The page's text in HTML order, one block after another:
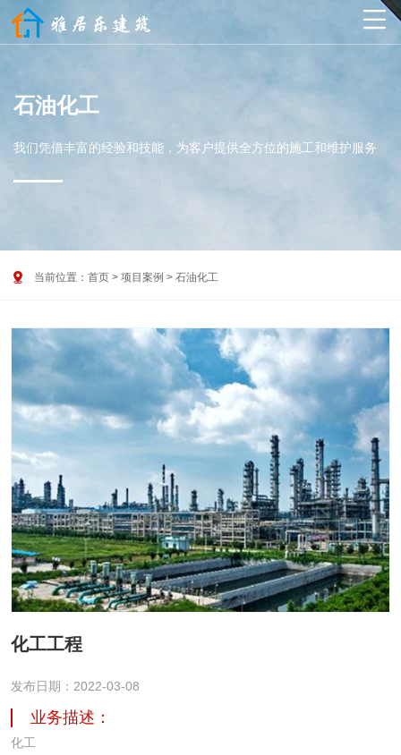

石油化工
我们凭借丰富的经验和技能，为客户提供全方位的施工和维护服务
 当前位置： 首页 > 项目案例 > 石油化工
化工工程
发布日期：2022-03-08
业务描述：
化工